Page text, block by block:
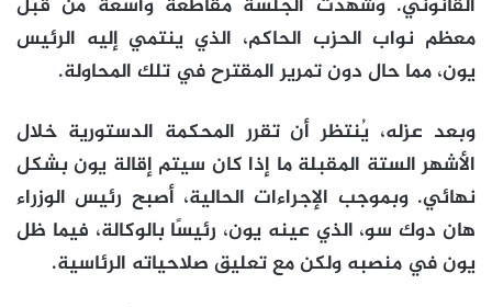
القانوني. وشهدت الجلسة مقاطعة واسعة من قبل
معظم نواب الحزب الحاكم، الذي ينتمي إليه الرئيس
يون، مما حال دون تمرير المقترح في تلك المحاولة.
وبعد عزله، يُنتظر أن تقرر المحكمة الدستورية خلال
الأشهر الستة المقبلة ما إذا كان سيتم إقالة يون بشكل
نهائي. وبموجب الإجراءات الحالية، أصبح رئيس الوزراء
هان دوك سو، الذي عينه يون، رئيسًا بالوكالة، فيما ظل
يون في منصبه ولكن مع تعليق صلاحياته الرئاسية.